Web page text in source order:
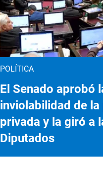
POLÍTICA
El Senado aprobó
inviolabilidad de
privada y la giró a
Diputados